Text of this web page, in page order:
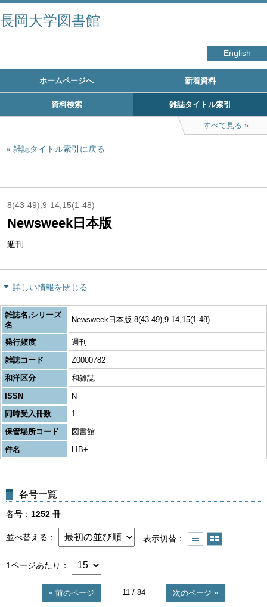
長岡大学図書館
English
ホームページへ 新着資料
資料検索 雑誌タイトル索引
すべて見る
雑誌タイトル索引に戻る
8(43-49),9-14,15(1-48)
Newsweek日本版
週刊
詳しい情報を閉じる
雑誌名,シリーズ
名
Newsweek日本版 8(43-49),9-14,15(1-48)
発行頻度
週刊
雑誌コード
Z0000782
和洋区分
和雑誌
ISSN
N
同時受入冊数
1
保管場所コード
図書館
件名
LIB+
各号一覧
各号 1252 冊
並べ替える 表示切替
1ページあたり
前のページ 11/ 84 次のページ